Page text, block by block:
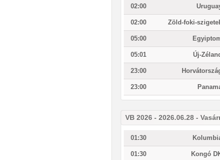
02:00
02:00 Zöld-foki-
05:00
05:01 Új-
23:00
23:00
VB 2026 - 2026.06.28 -
01:30
01:30 Kongó